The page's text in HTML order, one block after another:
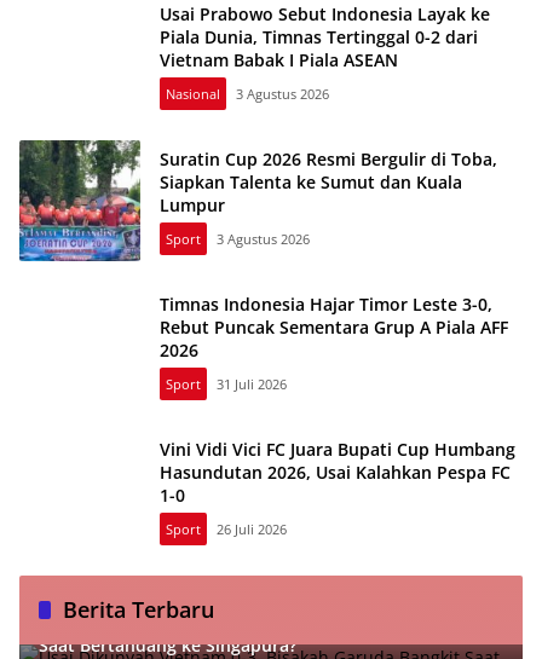
Usai Prabowo Sebut Indonesia Layak ke
Piala Dunia, Timnas Tertinggal 0-2 dari
Vietnam Babak I Piala ASEAN
Nasional 3 Agustus 2026
Suratin Cup 2026 Resmi Bergulir di Toba,
Siapkan Talenta ke Sumut dan Kuala
Lumpur
Sport 3 Agustus 2026
Timnas Indonesia Hajar Timor Leste 3-0,
Rebut Puncak Sementara Grup A Piala AFF
2026
Sport 31 Juli 2026
Vini Vidi Vici FC Juara Bupati Cup Humbang
Hasundutan 2026, Usai Kalahkan Pespa FC
1-0
Sport 26 Juli 2026
Berita Terbaru
Usai Dikunyah Vietnam 0-3, Bisakah Garuda Bangkit
Saat Bertandang ke Singapura?